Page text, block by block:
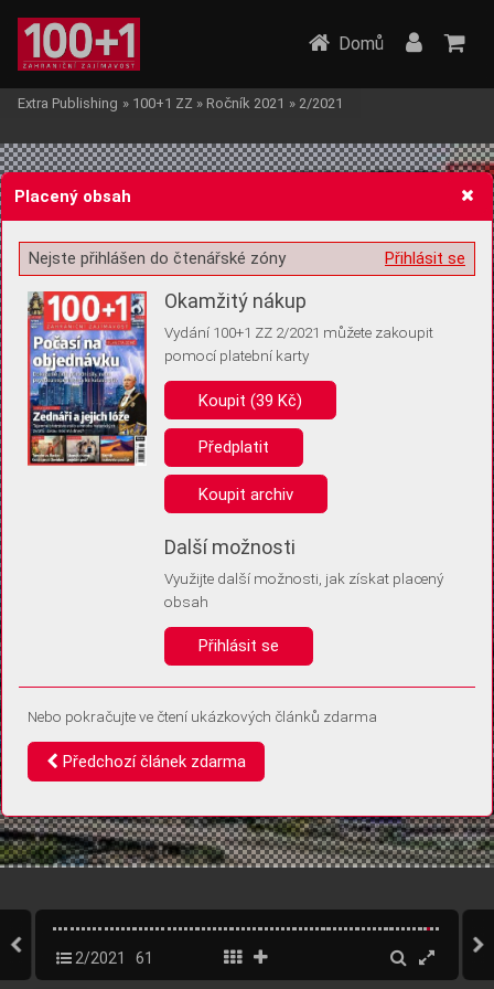
Žádost o souhlas s ukládáním volitelných informací
Pro základní fungování webu nepotřebujeme ukládat žádné informace
(tzv. cookies apod.). Rádi bychom vás ale požádali o souhlas s
uložením volitelných informací:
Anonymní unikátní ID
Díky němu příště poznáme, že se jedná o stejné zařízení, a
Identifikátor je zcela anonymní.
Vaše souhlasy a odmítnutí si ukládáme do vašeho zařízení, abychom se
vás už příště znovu neptali. Můžete je kdykoli později upravit ve Správě
Domů
Extra Publishing » 100+1 ZZ » Ročník 2021 » 2/2021
2/2021 61
Placený obsah
Přihlásit se
Nejste přihlášen do čtenářské zóny
Okamžitý nákup
Vydání 100+1 ZZ 2/2021 můžete zakoupit
pomocí platební karty
Koupit (39 Kč)
Předplatit
Koupit archiv
Další možnosti
Využijte další možnosti, jak získat placený
obsah
Přihlásit se
Nebo pokračujte ve čtení ukázkových článků zdarma
Předchozí článek zdarma